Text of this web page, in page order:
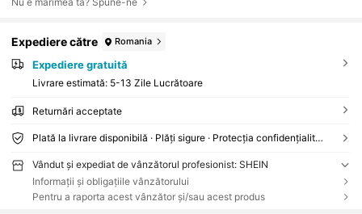
Expediere către Romania
Expediere gratuită
Livrare estimată: 5-13 Zile Lucrătoare
Returnări acceptate
Plată la livrare disponibilă · Plăți sigure · Protecția confidențialității
Vândut și expediat de vânzătorul profesionist: SHEIN
Informații și obligațiile vânzătorului
Pentru a raporta acest vânzător și/sau acest produs